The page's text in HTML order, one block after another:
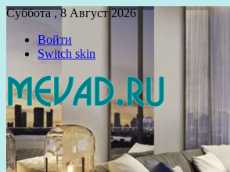
Суббота , 8 Август 2026
Войти
Switch skin